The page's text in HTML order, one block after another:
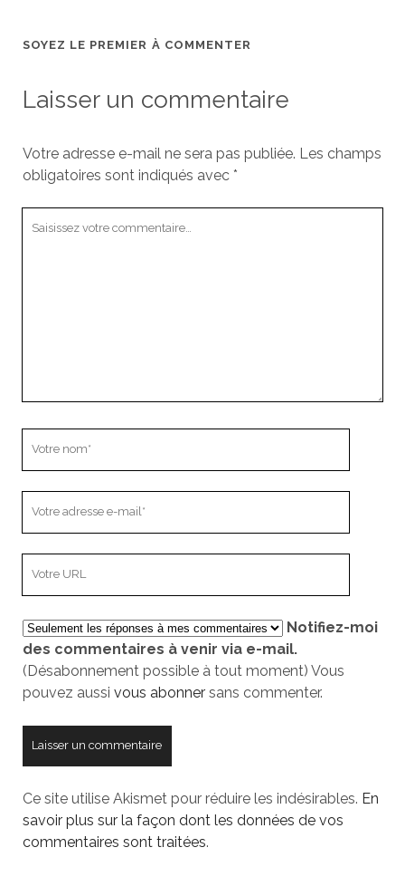
SOYEZ LE PREMIER À COMMENTER
Laisser un commentaire
Votre adresse e-mail ne sera pas publiée. Les champs
obligatoires sont indiqués avec *
mail
votre
site
Notifiez-moi
des commentaires à venir via e-mail.
(Désabonnement possible à tout moment) Vous
pouvez aussi vous abonnersans commenter.
Ce site utilise Akismet pour réduire les indésirables. En
savoir plus sur la façon dont les données de vos
commentaires sont traitées.